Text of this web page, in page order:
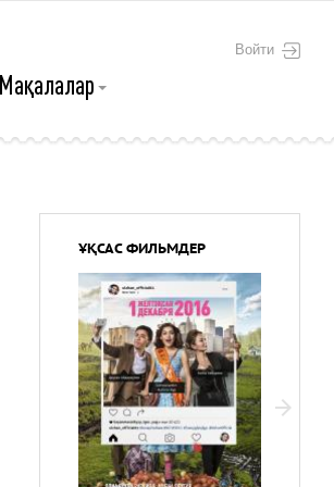
Войти
Мақалалар
ҰҚСАС ФИЛЬМДЕР